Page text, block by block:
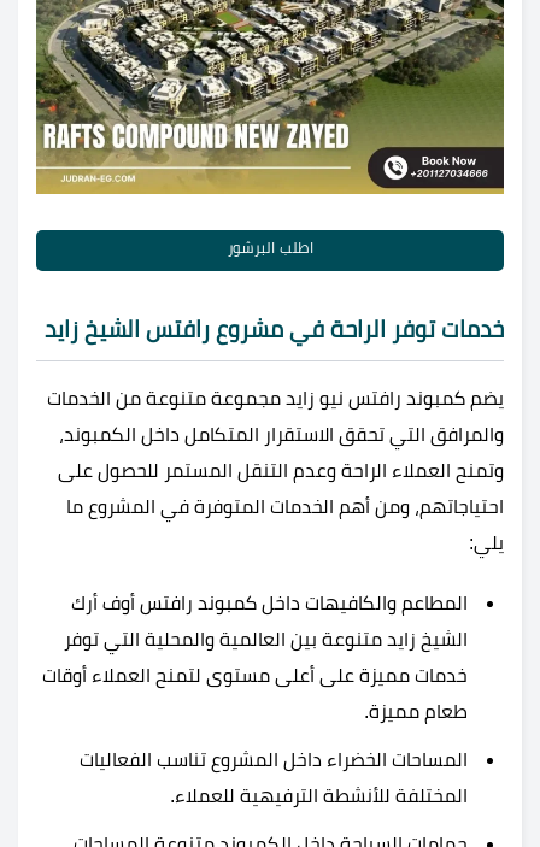
اطلب البرشور
خدمات توفر الراحة في مشروع رافتس الشيخ زايد
يضم كمبوند رافتس نيو زايد مجموعة متنوعة من الخدمات
والمرافق التي تحقق الاستقرار المتكامل داخل الكمبوند،
وتمنح العملاء الراحة وعدم التنقل المستمر للحصول على
احتياجاتهم، ومن أهم الخدمات المتوفرة في المشروع ما
يلي:
المطاعم والكافيهات داخل كمبوند رافتس أوف أرك
الشيخ زايد متنوعة بين العالمية والمحلية التي توفر
خدمات مميزة على أعلى مستوى لتمنح العملاء أوقات
طعام مميزة.
المساحات الخضراء داخل المشروع تناسب الفعاليات
المختلفة للأنشطة الترفيهية للعملاء.